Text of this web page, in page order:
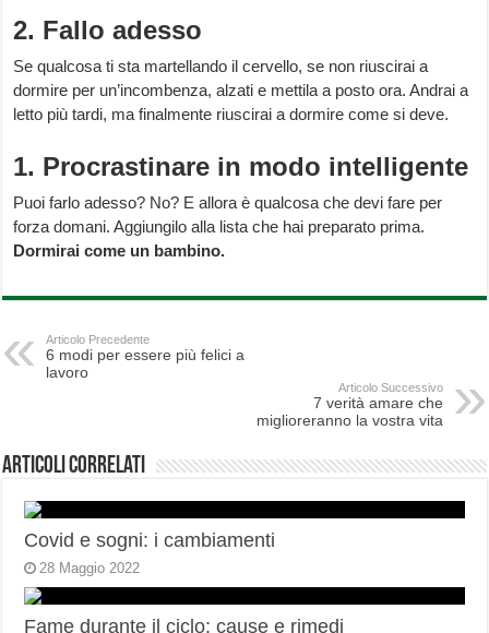
2. Fallo adesso
Se qualcosa ti sta martellando il cervello, se non riuscirai a
dormire per un’incombenza, alzati e mettila a posto ora. Andrai a
letto più tardi, ma finalmente riuscirai a dormire come si deve.
1. Procrastinare in modo intelligente
Puoi farlo adesso? No? E allora è qualcosa che devi fare per
forza domani. Aggiungilo alla lista che hai preparato prima.
Dormirai come un bambino.
Articolo Precedente
6 modi per essere più felici a
lavoro
Articolo Successivo
7 verità amare che
miglioreranno la vostra vita
Articoli correlati
Covid e sogni: i cambiamenti
28 Maggio 2022
Fame durante il ciclo: cause e rimedi